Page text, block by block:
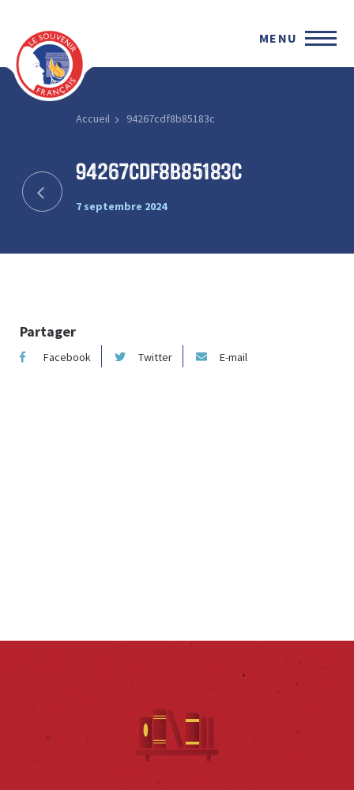
MENU
Accueil 94267cdf8b85183c
94267cdf8b85183c
7 septembre 2024
Partager
Facebook Twitter E-mail